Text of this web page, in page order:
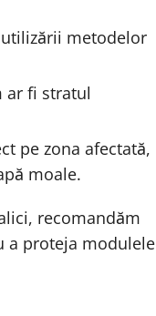
metodelor
ar fi stratul
pe zona afectată,
moale.
recomandăm
a proteja modulele